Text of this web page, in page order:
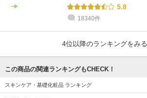
5.8
18340件
4位以降のランキングをみる
この商品の関連ランキングもCHECK！
スキンケア・基礎化粧品 ランキング